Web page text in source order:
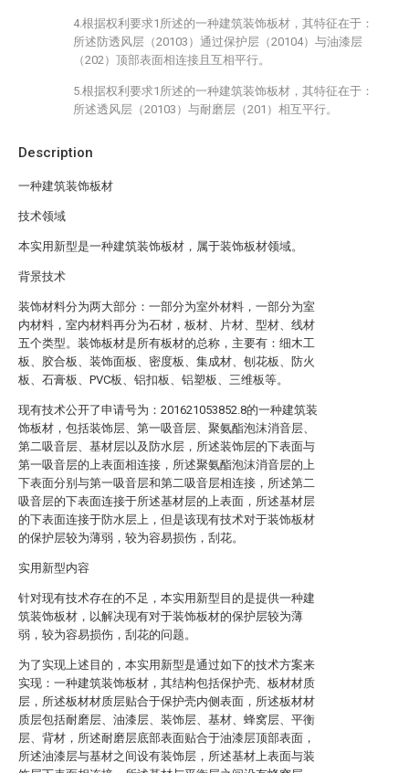
Description
一种建筑装饰板材
技术领域
本实用新型是一种建筑装饰板材，属于装饰板材领域。
背景技术
装饰材料分为两大部分：一部分为室外材料，一部分为室
内材料，室内材料再分为石材，板材、片材、型材、线材
五个类型。装饰板材是所有板材的总称，主要有：细木工
板、胶合板、装饰面板、密度板、集成材、刨花板、防火
板、石膏板、PVC板、铝扣板、铝塑板、三维板等。
现有技术公开了申请号为：201621053852.8的一种建筑装
饰板材，包括装饰层、第一吸音层、聚氨酯泡沫消音层、
第二吸音层、基材层以及防水层，所述装饰层的下表面与
第一吸音层的上表面相连接，所述聚氨酯泡沫消音层的上
下表面分别与第一吸音层和第二吸音层相连接，所述第二
吸音层的下表面连接于所述基材层的上表面，所述基材层
的下表面连接于防水层上，但是该现有技术对于装饰板材
的保护层较为薄弱，较为容易损伤，刮花。
实用新型内容
针对现有技术存在的不足，本实用新型目的是提供一种建
筑装饰板材，以解决现有对于装饰板材的保护层较为薄
弱，较为容易损伤，刮花的问题。
为了实现上述目的，本实用新型是通过如下的技术方案来
实现：一种建筑装饰板材，其结构包括保护壳、板材材质
层，所述板材材质层贴合于保护壳内侧表面，所述板材材
质层包括耐磨层、油漆层、装饰层、基材、蜂窝层、平衡
层、背材，所述耐磨层底部表面贴合于油漆层顶部表面，
所述油漆层与基材之间设有装饰层，所述基材上表面与装
4.根据权利要求1所述的一种建筑装饰板材，其特征在于：
所述防透风层（20103）通过保护层（20104）与油漆层
（202）顶部表面相连接且互相平行。
5.根据权利要求1所述的一种建筑装饰板材，其特征在于：
所述透风层（20103）与耐磨层（201）相互平行。